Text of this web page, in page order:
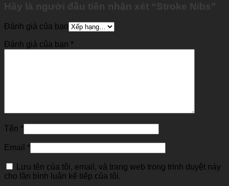
Hãy là người đầu tiên nhận xét “Stroke Nibs”
Đánh giá của bạn
Đánh giá của bạn *
Tên *
Email *
Lưu tên của tôi, email, và trang web trong trình duyệt này
cho lần bình luận kế tiếp của tôi.